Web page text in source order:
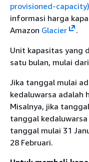
provisioned-capacity)
informasi harga
Amazon Glacier
.
Unit kapasitas yang
satu bulan, mulai
Jika tanggal mulai
kedaluwarsa adalah
Misalnya, jika
tanggal kedaluwarsa
tanggal mulai 31
28 Februari.